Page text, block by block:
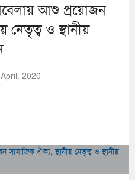
আশু প্রয়োজন
নেতৃত্ব ও স্থানীয়
April, 2020